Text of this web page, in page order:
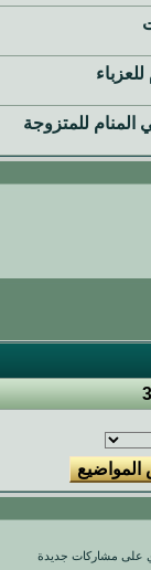
للمتزوجة
على مشاركات جديدة